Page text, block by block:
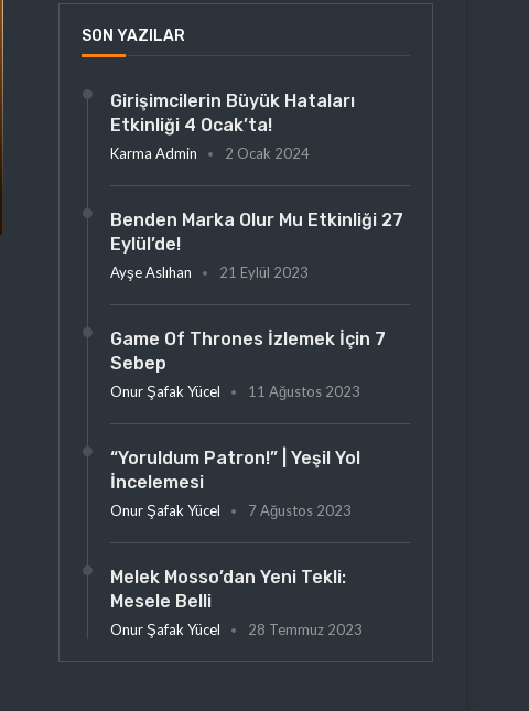
SON YAZILAR
Girişimcilerin Büyük Hataları
Etkinliği 4 Ocak’ta!
Karma Admin 2 Ocak 2024
Benden Marka Olur Mu Etkinliği 27
Eylül’de!
Ayşe Aslıhan 21 Eylül 2023
Game Of Thrones İzlemek İçin 7
Sebep
Onur Şafak Yücel 11 Ağustos 2023
“Yoruldum Patron!” | Yeşil Yol
İncelemesi
Onur Şafak Yücel 7 Ağustos 2023
Melek Mosso’dan Yeni Tekli:
Mesele Belli
Onur Şafak Yücel 28 Temmuz 2023